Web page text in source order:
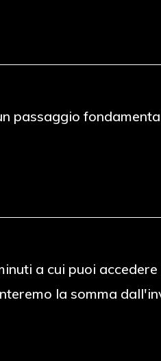
passaggio
a cui puoi
la somma